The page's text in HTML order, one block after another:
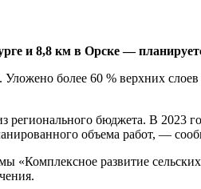
и 8,8 км в Орске —
Уложено более 60 % верхних
бюджета. В 2023
объема работ, —
«Комплексное развитие